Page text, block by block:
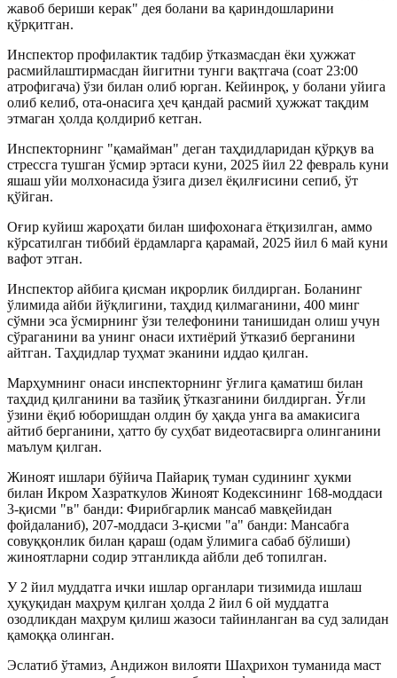
жавоб бериши керак" дея болани ва қариндошларини
қўрқитган.
Инспектор профилактик тадбир ўтказмасдан ёки ҳужжат
расмийлаштирмасдан йигитни тунги вақтгача (соат 23:00
атрофигача) ўзи билан олиб юрган. Кейинроқ, у болани уйига
олиб келиб, ота-онасига ҳеч қандай расмий ҳужжат тақдим
этмаган ҳолда қолдириб кетган.
Инспекторнинг "қамайман" деган таҳдидларидан қўрқув ва
стрессга тушган ўсмир эртаси куни, 2025 йил 22 февраль куни
яшаш уйи молхонасида ўзига дизел ёқилғисини сепиб, ўт
қўйган.
Оғир куйиш жароҳати билан шифохонага ётқизилган, аммо
кўрсатилган тиббий ёрдамларга қарамай, 2025 йил 6 май куни
вафот этган.
Инспектор айбига қисман иқрорлик билдирган. Боланинг
ўлимида айби йўқлигини, таҳдид қилмаганини, 400 минг
сўмни эса ўсмирнинг ўзи телефонини танишидан олиш учун
сўраганини ва унинг онаси ихтиёрий ўтказиб берганини
айтган. Таҳдидлар туҳмат эканини иддао қилган.
Марҳумнинг онаси инспекторнинг ўғлига қаматиш билан
таҳдид қилганини ва тазйиқ ўтказганини билдирган. Ўғли
ўзини ёқиб юборишдан олдин бу ҳақда унга ва амакисига
айтиб берганини, ҳатто бу суҳбат видеотасвирга олинганини
маълум қилган.
Жиноят ишлари бўйича Пайариқ туман судининг ҳукми
билан Икром Хазраткулов Жиноят Кодексининг 168-моддаси
3-қисми "в" банди: Фирибгарлик мансаб мавқейидан
фойдаланиб), 207-моддаси 3-қисми "а" банди: Мансабга
совуққонлик билан қараш (одам ўлимига сабаб бўлиши)
жиноятларни содир этганликда айбли деб топилган.
У 2 йил муддатга ички ишлар органлари тизимида ишлаш
ҳуқуқидан маҳрум қилган ҳолда 2 йил 6 ой муддатга
озодликдан маҳрум қилиш жазоси тайинланган ва суд залидан
қамоққа олинган.
Эслатиб ўтамиз, Андижон вилояти Шаҳрихон туманида маст